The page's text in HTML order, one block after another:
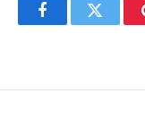
FacebookTwitter